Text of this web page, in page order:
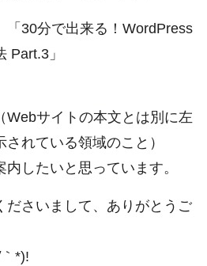
「30分で出来る！WordPress
Part.3」
Webサイトの本文とは別に左
れている領域のこと）
したいと思っています。
ださいまして、ありがとうご
*)!